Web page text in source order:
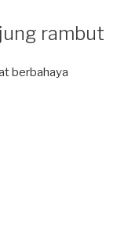
rambut
berbahaya